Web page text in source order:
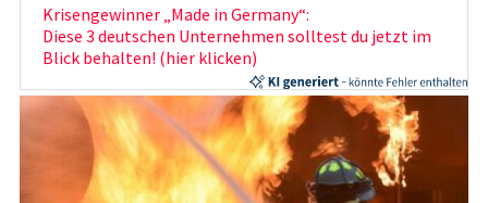
Krisengewinner „Made in Germany“:
Diese 3 deutschen Unternehmen solltest du jetzt im
Blick behalten! (hier klicken)